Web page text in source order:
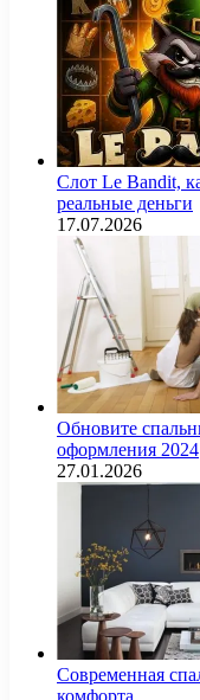
Слот Le Bandit,
реальные деньги
17.07.2026
Обновите
оформления 2024
27.01.2026
Современная